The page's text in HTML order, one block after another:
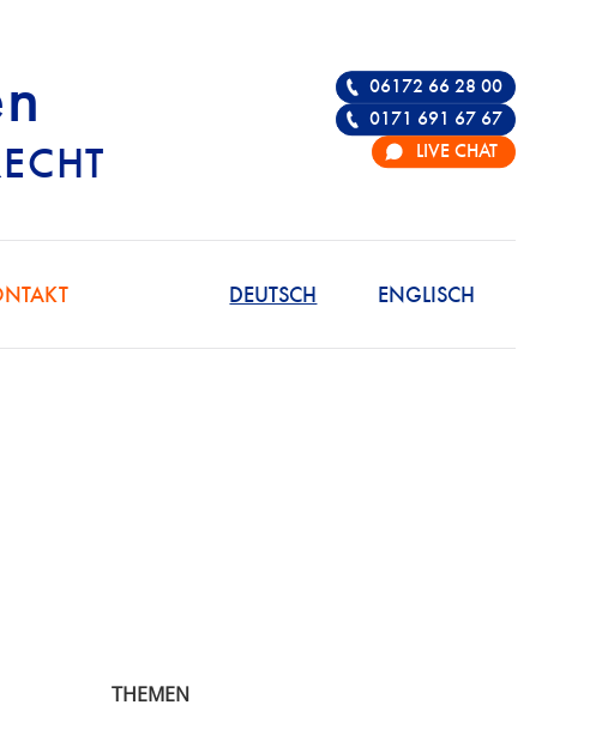
DIE
ENGLISCH
DEUTSCH
06172 66 28 00
0171 691 67 67
LIVE CHAT
THEMEN